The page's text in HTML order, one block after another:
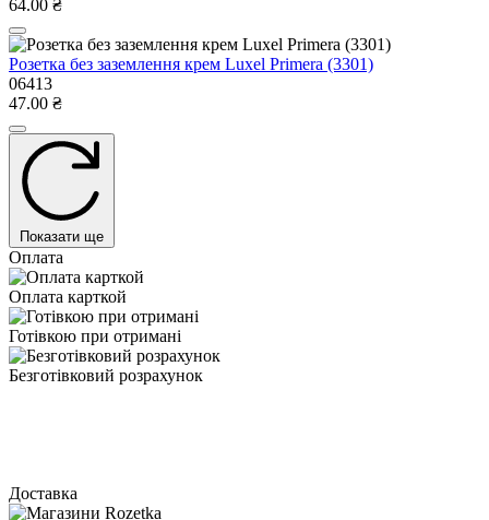
64.00 ₴
Розетка без заземлення крем Luxel Primera (3301)
06413
47.00 ₴
Показати ще
Оплата
Оплата карткой
Готівкою при отримані
Безготівковий розрахунок
Доставка